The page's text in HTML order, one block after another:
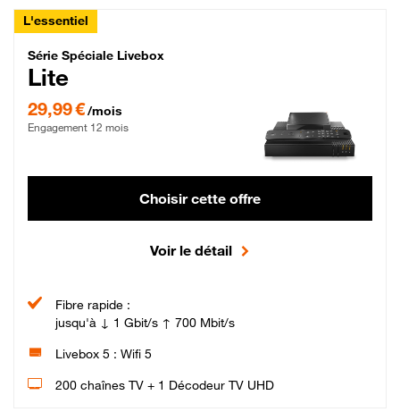
L'essentiel
Série Spéciale Livebox Lite Fibre
Série Spéciale Livebox
Lite
29,99 €/mois
Engagement 12 mois
Choisir cette offre
Voir le détail
Fibre rapide :
jusqu'à ↓ 1 Gbit/s ↑ 700 Mbit/s
Livebox 5 : Wifi 5
200 chaînes TV + 1 Décodeur TV UHD